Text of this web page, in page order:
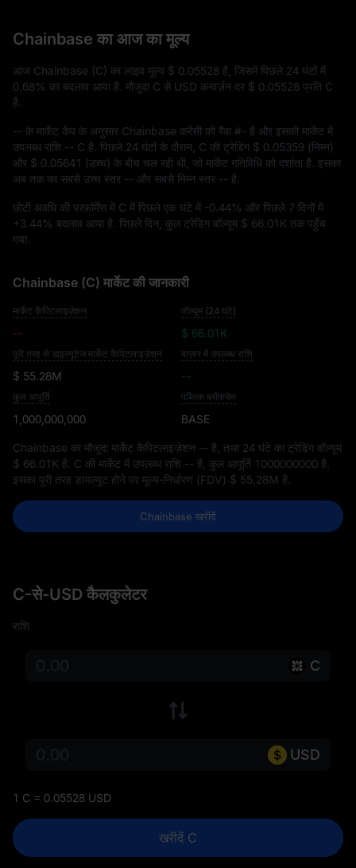
Chainbase का आज का मूल्य
आज Chainbase (C) का लाइव मूल्य $ 0.05528 है, जिसमें पिछले 24 घंटों में
0.68% का बदलाव आया है. मौजूदा C से USD कन्वर्ज़न दर $ 0.05528 प्रति C
है.
-- के मार्केट कैप के अनुसार Chainbase करेंसी की रैंक #- है और इसकी मार्केट में
उपलब्ध राशि -- C है. पिछले 24 घंटों के दौरान, C की ट्रेडिंग $ 0.05359 (निम्न)
और $ 0.05641 (उच्च) के बीच चल रही थी, जो मार्केट गतिविधि को दर्शाता है. इसका
अब तक का सबसे उच्च स्तर -- और सबसे निम्न स्तर -- है.
छोटी अवधि की परफ़ॉर्मेंस में C में पिछले एक घंटे में -0.44% और पिछले 7 दिनों में
+3.44% बदलाव आया है. पिछले दिन, कुल ट्रेडिंग वॉल्यूम $ 66.01K तक पहुँच
गया.
Chainbase (C) मार्केट की जानकारी
मार्केट कैपिटलाइज़ेशन
--
वॉल्यूम (24 घंटे)
$ 66.01K
पूरी तरह से डाइल्यूटेज मार्केट कैपिटलाइज़ेशन
$ 55.28M
बाज़ार में उपलब्ध राशि
--
कुल आपूर्ति
1,000,000,000
पब्लिक ब्लॉकचेन
BASE
Chainbase का मौजूदा मार्केट कैपिटलाइज़ेशन -- है, तथा 24 घंटे का ट्रेडिंग वॉल्यूम
$ 66.01K है. C की मार्केट में उपलब्ध राशि -- है, कुल आपूर्ति 1000000000 है.
इसका पूरी तरह डायल्यूट होने पर मूल्य-निर्धारण (FDV) $ 55.28M है.
Chainbase खरीदें
C-से-USD कैलकुलेटर
राशि
C
USD
1 C = 0.05528 USD
खरीदें C